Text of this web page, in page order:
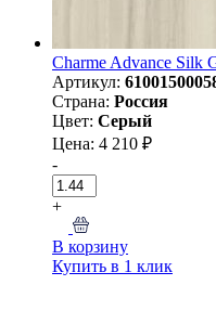
Charme Advance Silk
Артикул:
Страна: Россия
Цвет: Серый
Цена: 4 210 ₽
-
+
В корзину
Купить в 1 клик